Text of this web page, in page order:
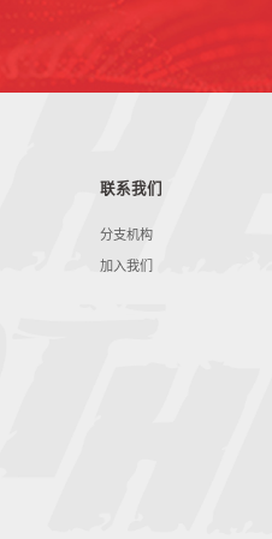
联系我们
分支机构
加入我们